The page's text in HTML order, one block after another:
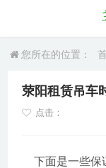
您所在的位置：
荥阳租赁吊车
点击：
下面是一些保